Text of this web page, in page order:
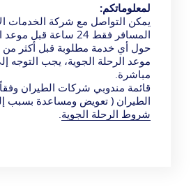
لمعلوماتكم:
يمكن التواصل مع شركة الخدمات
المسافر فقط 24 ساعة قبل موعد الرحلة الجوية.
موعد الرحلة الجوية، يجب التوجه
مباشرة.
قائمة مندوبي شركات الطيران
الطيران ( تعويض ومساعدة بسبب
شروط الرحلة الجوية.